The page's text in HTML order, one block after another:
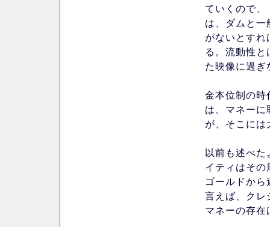
ていくので、
は、ダムと一
がないとすれ
る。流動性
た映像に過ぎ
金本位制の時
は、マネーに
が、そこには
以前も述べた
イティはその
ゴールドか
言えば、クレ
マネーの存在